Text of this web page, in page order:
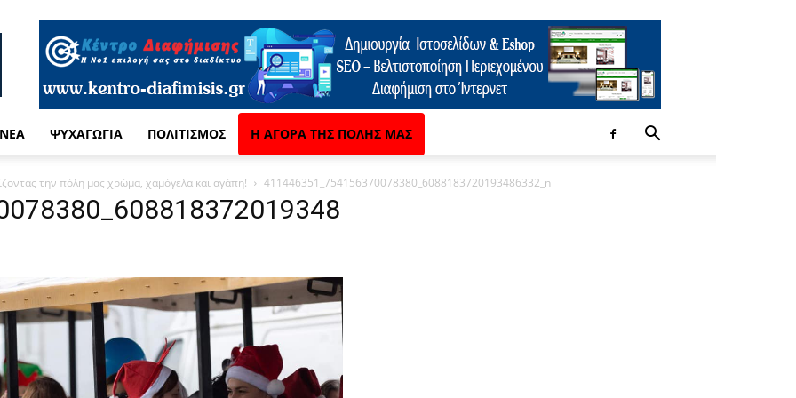
ΨΥΧΑΓΩΓΊΑ ΠΟΛΙΤΙΣΜΌΣ Η ΑΓΟΡΆ ΤΗΣ ΠΌΛΗΣ ΜΑΣ
την πόλη μας χρώμα, χαμόγελα και αγάπη! 411446351_754156370078380_6088183720193486332_n